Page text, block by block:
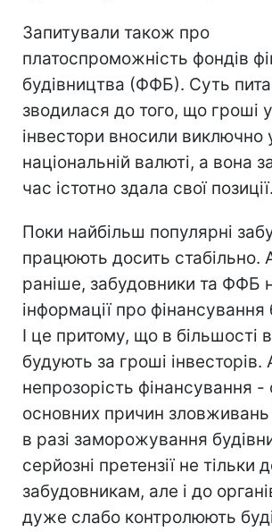
Запитували також про
платоспроможність фондів
будівництва (ФФБ). Суть
зводилася до того, що гроші
інвестори вносили виключно
національній валюті, а вона
час істотно здала свої позиції.
Поки найбільш популярні
працюють досить стабільно.
раніше, забудовники та ФФБ
інформації про фінансування
І це притому, що в більшості
будують за гроші
непрозорість фінансування -
основних причин зловживань
в разі заморожування
серйозні претензії не тільки
забудовникам, але і до
дуже слабо контролюють